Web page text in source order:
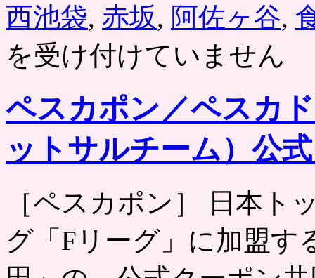
西池袋, 赤坂, 阿佐ヶ谷,
を受け付けていません
ペスカポン／ペスカ
ットサルチーム）公
［ペスカポン］ 日本ト
グ「Fリーグ」に加盟す